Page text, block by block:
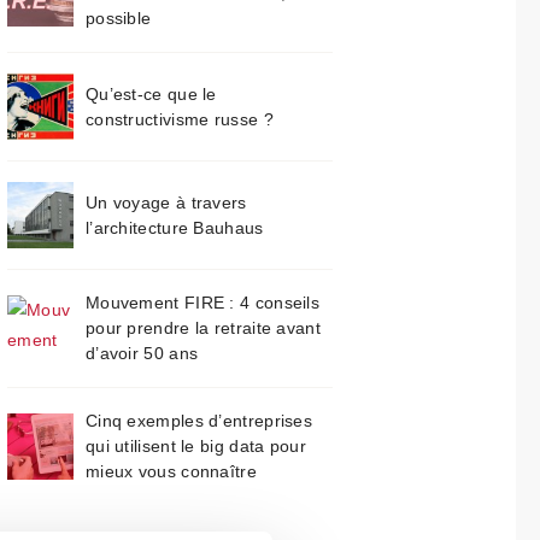
possible
Qu’est-ce que le
constructivisme russe ?
Un voyage à travers
l’architecture Bauhaus
Mouvement FIRE : 4 conseils
pour prendre la retraite avant
d’avoir 50 ans
Cinq exemples d’entreprises
qui utilisent le big data pour
mieux vous connaître